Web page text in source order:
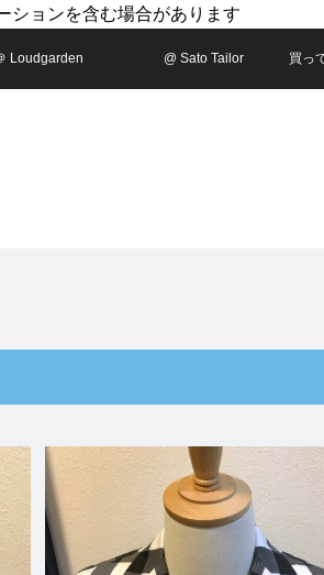
ションを含む場合があります
Loudgarden @ Sato Tailor 買っ